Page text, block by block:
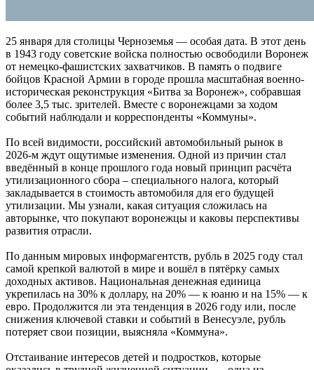
25 января для столицы Черноземья — особая дата. В этот день
в 1943 году советские войска полностью освободили Воронеж
от немецко-фашистских захватчиков. В память о подвиге
бойцов Красной Армии в городе прошла масштабная военно-
историческая реконструкция «Битва за Воронеж», собравшая
более 3,5 тыс. зрителей. Вместе с воронежцами за ходом
событий наблюдали и корреспонденты «Коммуны».
По всей видимости, российский автомобильный рынок в
2026-м ждут ощутимые изменения. Одной из причин стал
введённый в конце прошлого года новый принцип расчёта
утилизационного сбора – специального налога, который
закладывается в стоимость автомобиля для его будущей
утилизации. Мы узнали, какая ситуация сложилась на
авторынке, что покупают воронежцы и каковы перспективы
развития отрасли.
По данным мировых информагентств, рубль в 2025 году стал
самой крепкой валютой в мире и вошёл в пятёрку самых
доходных активов. Национальная денежная единица
укрепилась на 30% к доллару, на 20% — к юаню и на 15% — к
евро. Продолжится ли эта тенденция в 2026 году или, после
снижения ключевой ставки и событий в Венесуэле, рубль
потеряет свои позиции, выясняла «Коммуна».
Отстаивание интересов детей и подростков, которые